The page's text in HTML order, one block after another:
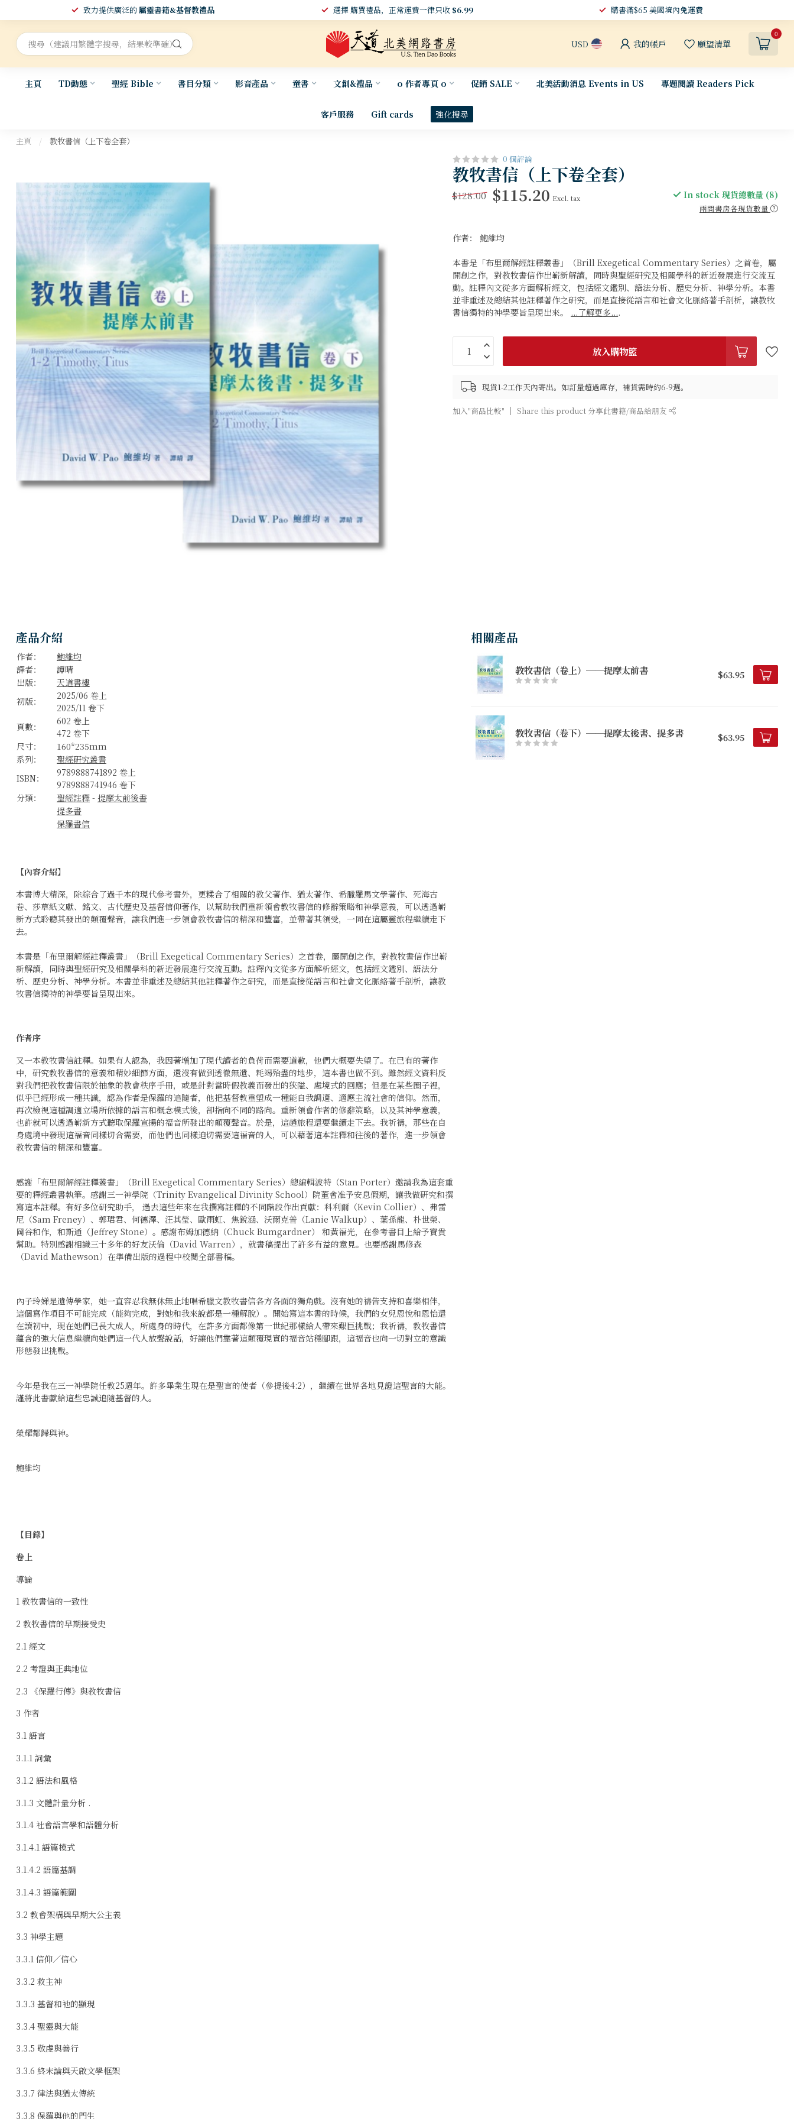
致力提供廣泛的屬靈書籍&基督教禮品 選擇 購買禮品，正常運費一律只收 $6.99 購書滿$65 美國境內免運費
USD 我的帳戶 願望清單
0
主頁 TD動態 聖經 Bible 書目分類 影音產品 童書 文創&禮品 o 作者專頁 o 促銷 SALE 北美活動消息 Events in US 專題閱讀 Readers Pick
客戶服務 Gift cards 強化搜尋
主頁 /
教牧書信（上下卷全套）
0 個評論
教牧書信（上下卷全套）
$128.00 $115.20 Excl. tax In stock 現貨總數量 (8)
兩間書房各現貨數量
作者： 鮑維均
本書是「布里爾解經註釋叢書」（Brill Exegetical Commentary Series）之首卷，屬
開創之作，對教牧書信作出嶄新解讀，同時與聖經研究及相關學科的新近發展進行交流互
動。註釋內文從多方面解析經文，包括經文鑑別、語法分析、歷史分析、神學分析。本書
並非重述及總結其他註釋著作之研究，而是直接從語言和社會文化脈絡著手剖析，讓教牧
書信獨特的神學要旨呈現出來。 ...了解更多....
放入購物籃
現貨1-2工作天內寄出。如訂量超過庫存，補貨需時約6-9週。
加入"商品比較" Share this product 分享此書籍/商品給朋友
產品介紹
作者：
鮑維均
譯者：
譚晴
出版：
天道書樓
初版：
2025/06 卷上
2025/11 卷下
頁數：
602 卷上
472 卷下
尺寸：
160*235mm
系列：
聖經研究叢書
ISBN：
9789888741892 卷上
9789888741946 卷下
分類：
聖經註釋 - 提摩太前後書
提多書
保羅書信
【內容介紹】
本書博大精深，除綜合了過千本的現代參考書外，更糅合了相關的教父著作、猶太著作、希臘羅馬文學著作、死海古
卷、莎草紙文獻、銘文、古代歷史及基督信仰著作，以幫助我們重新領會教牧書信的修辭策略和神學意義，可以透過嶄
新方式聆聽其發出的顛覆聲音，讓我們進一步領會教牧書信的精深和豐富，並帶著其領受，一同在這屬靈旅程繼續走下
去。
本書是「布里爾解經註釋叢書」（Brill Exegetical Commentary Series）之首卷，屬開創之作，對教牧書信作出嶄
新解讀，同時與聖經研究及相關學科的新近發展進行交流互動。註釋內文從多方面解析經文，包括經文鑑別、語法分
析、歷史分析、神學分析。本書並非重述及總結其他註釋著作之研究，而是直接從語言和社會文化脈絡著手剖析，讓教
牧書信獨特的神學要旨呈現出來。
作者序
又一本教牧書信註釋。如果有人認為，我因著增加了現代讀者的負荷而需要道歉，他們大概要失望了。在已有的著作
中，研究教牧書信的意義和精妙細節方面，還沒有做到透徹無遺、耗竭殆盡的地步，這本書也做不到。雖然經文資料反
對我們把教牧書信限於抽象的教會秩序手冊，或是針對當時假教義而發出的狹隘、處境式的回應；但是在某些圈子裡，
似乎已經形成一種共識，認為作者是保羅的追隨者，他把基督教重塑成一種能自我調適、適應主流社會的信仰。然而，
再次檢視這種調適立場所依據的語言和概念模式後，卻指向不同的路向。重新領會作者的修辭策略，以及其神學意義，
也許就可以透過嶄新方式聽取保羅宣揚的福音所發出的顛覆聲音。於是，這趟旅程還要繼續走下去。我祈禱，那些在自
身處境中發現這福音同樣切合需要，而他們也同樣迫切需要這福音的人，可以藉著這本註釋和往後的著作，進一步領會
教牧書信的精深和豐富。
感謝「布里爾解經註釋叢書」（Brill Exegetical Commentary Series）總編輯波特（Stan Porter）邀請我為這套重
要的釋經叢書執筆。感謝三一神學院（Trinity Evangelical Divinity School）院董會准予安息假期，讓我做研究和撰
寫這本註釋。有好多位研究助手， 過去這些年來在我撰寫註釋的不同階段作出貢獻：科利爾（Kevin Collier）、弗雷
尼（Sam Freney）、郭珺君、何德澤、汪其瑩、歐雨虹、焦銳涵、沃爾克普（Lanie Walkup）、葉孫龍、朴世榮、
岡谷和作，和斯通（Jeffrey Stone）。感謝布姆加德納（Chuck Bumgardner） 和黃福光，在參考書目上給予寶貴
幫助。特別感謝相識三十多年的好友沃倫（David Warren），就書稿提出了許多有益的意見。也要感謝馬修森
（David Mathewson）在準備出版的過程中校閱全部書稿。
內子玲娣是遺傳學家，她一直容忍我無休無止地唱希臘文教牧書信各方各面的獨角戲。沒有她的禱告支持和喜樂相伴，
這個寫作項目不可能完成（能夠完成，對她和我來說都是一種解脫）。開始寫這本書的時候，我們的女兒恩悅和恩怡還
在讀初中，現在她們已長大成人，所處身的時代，在許多方面都像第一世紀那樣給人帶來艱巨挑戰；我祈禱，教牧書信
蘊含的強大信息繼續向她們這一代人放聲說話，好讓他們靠著這顛覆現實的福音站穩腳跟，這福音也向一切對立的意識
形態發出挑戰。
今年是我在三一神學院任教25週年。許多畢業生現在是聖言的使者（參提後4:2），繼續在世界各地見證這聖言的大能。
謹將此書獻給這些忠誠追隨基督的人。
榮耀都歸與神。
鮑維均
【目錄】
卷上
導論
1 教牧書信的一致性
2 教牧書信的早期接受史
2.1 經文
2.2 考證與正典地位
2.3 《保羅行傳》與教牧書信
3 作者
3.1 語言
3.1.1 詞彙
3.1.2 語法和風格
3.1.3 文體計量分析 .
3.1.4 社會語言學和語體分析
3.1.4.1 語篇模式
3.1.4.2 語篇基調
3.1.4.3 語篇範圍
3.2 教會架構與早期大公主義
3.3 神學主題
3.3.1 信仰／信心
3.3.2 救主神
3.3.3 基督和祂的顯現
3.3.4 聖靈與大能
3.3.5 敬虔與善行
3.3.6 終末論與天啟文學框架
3.3.7 律法與猶太傳統
3.3.8 保羅與他的門生
相關產品
教牧書信（卷上）──提摩太前書 $63.95
教牧書信（卷下）──提摩太後書、提多書 $63.95